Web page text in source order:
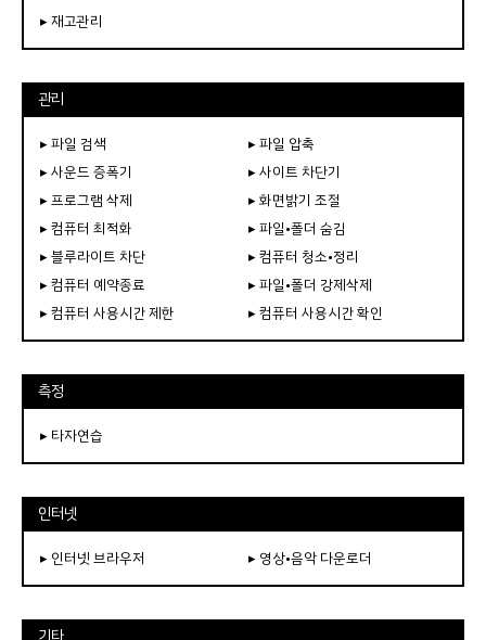
▸ 재고관리
관리
▸ 파일 검색
▸ 파일 압축
▸ 사운드 증폭기
▸ 사이트 차단기
▸ 프로그램 삭제
▸ 화면밝기 조절
▸ 컴퓨터 최적화
▸ 파일•폴더 숨김
▸ 블루라이트 차단
▸ 컴퓨터 청소•정리
▸ 컴퓨터 예약종료
▸ 파일•폴더 강제삭제
▸ 컴퓨터 사용시간 제한
▸ 컴퓨터 사용시간 확인
측정
▸ 타자연습
인터넷
▸ 인터넷 브라우저 ▸ 영상•음악 다운로더